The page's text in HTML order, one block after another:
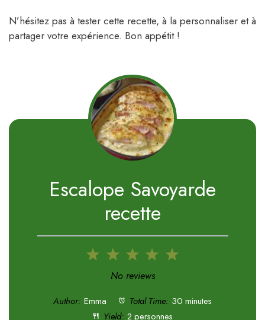
N’hésitez pas à tester cette recette, à la personnaliser et à
partager votre expérience. Bon appétit !
Escalope Savoyarde
recette
5
4
3
Stars
2
Stars
1
Star
No reviews
Author: Emma Total Time: 30 minutes
Yield: 2 personnes